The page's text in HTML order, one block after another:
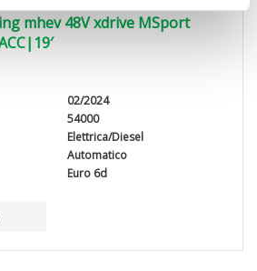
mhev 48V xdrive MSport
02/2024
54000
Elettrica/Diesel
Automatico
Euro 6d